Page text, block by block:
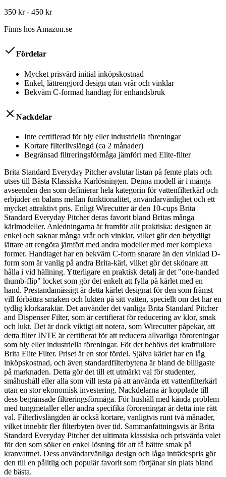
350 kr - 450 kr
Finns hos Amazon.se
Fördelar
Mycket prisvärd initial inköpskostnad
Enkel, lättrengjord design utan vrår och vinklar
Bekväm C-formad handtag för enhandsbruk
Nackdelar
Inte certifierad för bly eller industriella föreningar
Kortare filterlivslängd (ca 2 månader)
Begränsad filtreringsförmåga jämfört med Elite-filter
Brita Standard Everyday Pitcher avslutar listan på femte plats och
utses till Bästa Klassiska Karlösningen. Denna modell är i många
avseenden den som definierar hela kategorin för vattenfilterkärl och
erbjuder en balans mellan funktionalitet, användarvänlighet och ett
mycket attraktivt pris. Enligt Wirecutter är den 10-cups Brita
Standard Everyday Pitcher deras favorit bland Britas många
kärlmodeller. Anledningarna är framför allt praktiska: designen är
enkel och saknar många vrår och vinklar, vilket gör den betydligt
lättare att rengöra jämfört med andra modeller med mer komplexa
former. Handtaget har en bekväm C-form snarare än den vinklad D-
form som är vanlig på andra Brita-kärl, vilket gör det skönare att
hålla i vid hällning. Ytterligare en praktisk detalj är det "one-handed
thumb-flip" locket som gör det enkelt att fylla på kärlet med en
hand. Prestandamässigt är detta kärlet designat för den som främst
vill förbättra smaken och lukten på sitt vatten, speciellt om det har en
tydlig klorkaraktär. Det använder det vanliga Brita Standard Pitcher
and Dispenser Filter, som är certifierat för reducering av klor, smak
och lukt. Det är dock viktigt att notera, som Wirecutter påpekar, att
detta filter INTE är certifierat för att reducera allvarliga föroreningar
som bly eller industriella föreningar. För det behövs det kraftfullare
Brita Elite Filter. Priset är en stor fördel. Själva kärlet har en låg
inköpskostnad, och även standardfilterbytena är bland de billigaste
på marknaden. Detta gör det till ett utmärkt val för studenter,
småhushåll eller alla som vill testa på att använda ett vattenfilterkärl
utan en stor ekonomisk investering. Nackdelarna är kopplade till
dess begränsade filtreringsförmåga. För hushåll med kända problem
med tungmetaller eller andra specifika föroreningar är detta inte rätt
val. Filterlivslängden är också kortare, vanligtvis runt två månader,
vilket innebär fler filterbyten över tid. Sammanfattningsvis är Brita
Standard Everyday Pitcher det ultimata klassiska och prisvärda valet
för den som söker en enkel lösning för att få bättre smak på
kranvattnet. Dess användarvänliga design och låga inträdespris gör
den till en pålitlig och populär favorit som förtjänar sin plats bland
de bästa.